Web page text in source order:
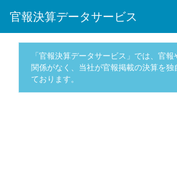
官報決算データサービス
「官報決算データサービス」では、官
関係がなく、当社が官報掲載の決算を独
ております。